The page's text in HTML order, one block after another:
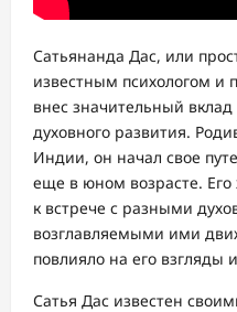
Сатьянанда Дас, или
известным психологом и
внес значительный вклад
духовного развития.
Индии, он начал свое
еще в юном возрасте.
к встрече с разными
возглавляемыми ими
повлияло на его взгляды
Сатья Дас известен